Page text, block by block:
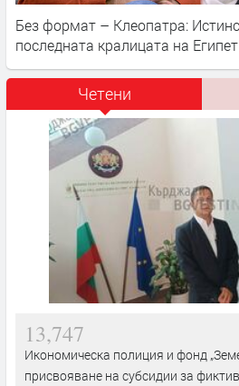
Без формат – Клеопатра:
последната кралицата на Египет
Четени
13,747
Икономическа полиция и фонд
присвояване на субсидии за